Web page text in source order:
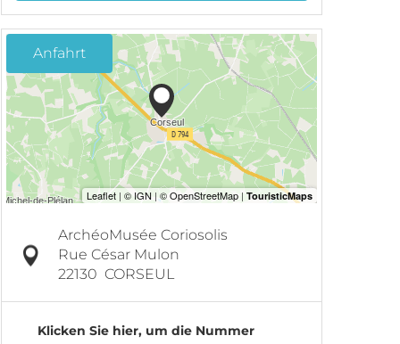
Anfahrt
ArchéoMusée Coriosolis
Rue César Mulon
22130 CORSEUL
Klicken Sie hier, um die Nummer